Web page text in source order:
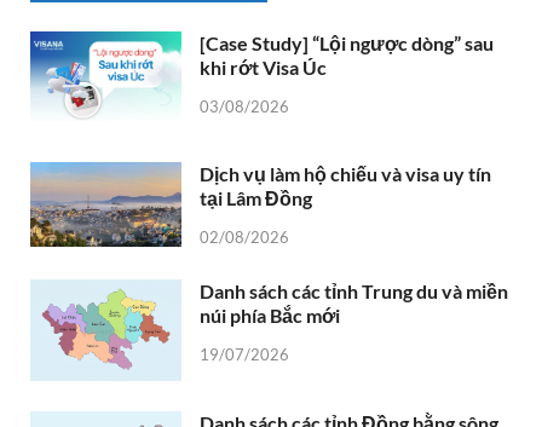
[Case Study] “Lội ngược dòng” sau
khi rớt Visa Úc
03/08/2026
Dịch vụ làm hộ chiếu và visa uy tín
tại Lâm Đồng
02/08/2026
Danh sách các tỉnh Trung du và miền
núi phía Bắc mới
19/07/2026